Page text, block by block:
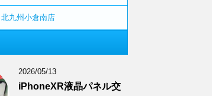
九州小倉南店
2026/05/13
iPhoneXR液晶パネル交